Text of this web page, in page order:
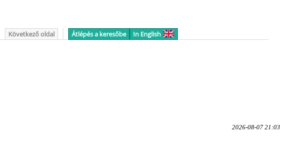
Következő oldal Átlépés a keresőbe In English
2026-08-07 21:03